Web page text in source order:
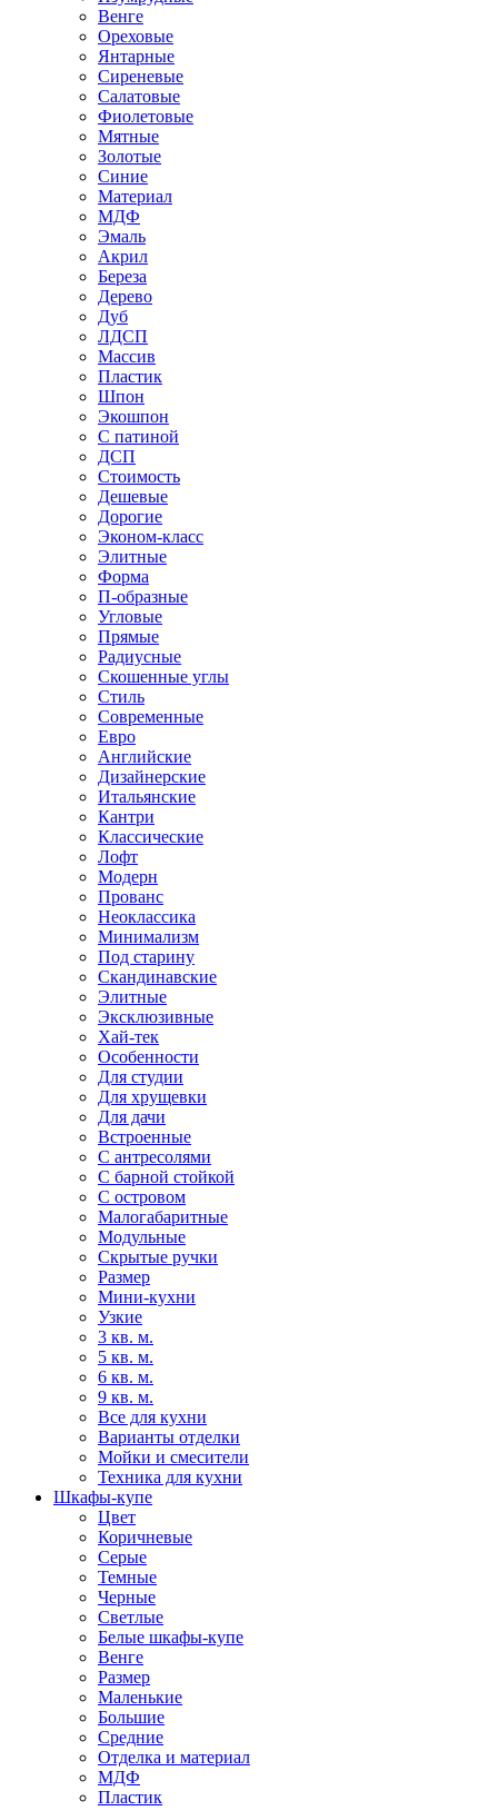
Венге
Ореховые
Янтарные
Сиреневые
Салатовые
Фиолетовые
Мятные
Золотые
Синие
Материал
МДФ
Эмаль
Акрил
Береза
Дерево
Дуб
ЛДСП
Массив
Пластик
Шпон
Экошпон
С патиной
ДСП
Стоимость
Дешевые
Дорогие
Эконом-класс
Элитные
Форма
П-образные
Угловые
Прямые
Радиусные
Скошенные углы
Стиль
Современные
Евро
Английские
Дизайнерские
Итальянские
Кантри
Классические
Лофт
Модерн
Прованс
Неоклассика
Минимализм
Под старину
Скандинавские
Элитные
Эксклюзивные
Хай-тек
Особенности
Для студии
Для хрущевки
Для дачи
Встроенные
С антресолями
С барной стойкой
С островом
Малогабаритные
Модульные
Скрытые ручки
Размер
Мини-кухни
Узкие
3 кв. м.
5 кв. м.
6 кв. м.
9 кв. м.
Все для кухни
Варианты отделки
Мойки и смесители
Техника для кухни
Шкафы-купе
Цвет
Коричневые
Серые
Темные
Черные
Светлые
Белые шкафы-купе
Венге
Размер
Маленькие
Большие
Средние
Отделка и материал
МДФ
Пластик